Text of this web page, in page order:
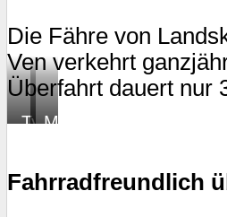
Die Fähre von
Ven verkehrt
Überfahrt dauert nur
Typisch
Mit
Leihrädern
Fahrradfreundlich